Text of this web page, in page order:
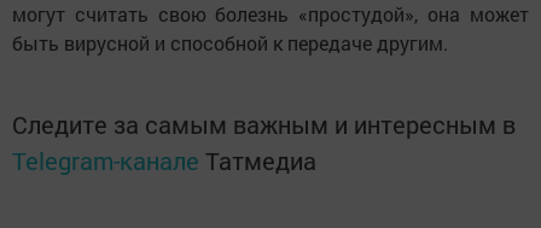
могут считать свою болезнь «простудой», она может
быть вирусной и способной к передаче другим.
Следите за самым важным и интересным в
Telegram-канале Татмедиа